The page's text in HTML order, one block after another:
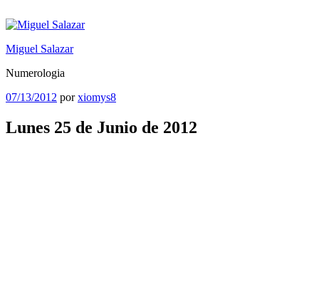
al
Miguel Salazar
Numerologia
Publicado
07/13/2012 porxiomys8
Lunes 25 de Junio de 2012